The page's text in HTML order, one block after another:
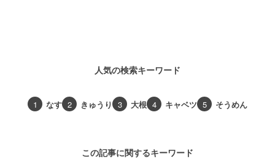
人気の検索キーワード
1 なす 2 きゅうり 3 大根 4 キャベツ 5 そうめん
この記事に関するキーワード